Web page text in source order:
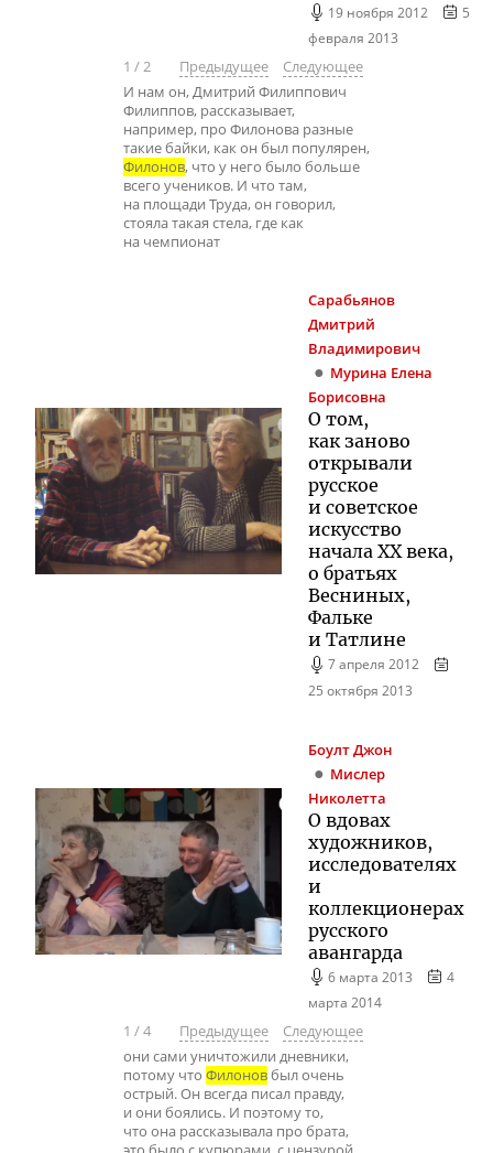
19 ноября 2012
5
февраля 2013
1 /2 Предыдущее
Следующее
И нам он, Дмитрий Филиппович
Филиппов, рассказывает,
например, про Филонова разные
такие байки, как он был популярен,
Филонов, что у него было больше
всего учеников. И что там,
на площади Труда, он говорил,
стояла такая стела, где как
на чемпионат
Сарабьянов
Дмитрий
Владимирович
Мурина Елена
Борисовна
О том,
как заново
открывали
русское
и советское
искусство
начала XX века,
о братьях
Весниных,
Фальке
и Татлине
7 апреля 2012
25 октября 2013
БоултДжон
Мислер
Николетта
О вдовах
художников,
исследователях
и
коллекционерах
русского
авангарда
6 марта 2013
4
марта 2014
1 /4 Предыдущее
Следующее
они сами уничтожили дневники,
потому что Филоновбыл очень
острый. Он всегда писал правду,
и они боялись. И поэтому то,
что она рассказывала про брата,